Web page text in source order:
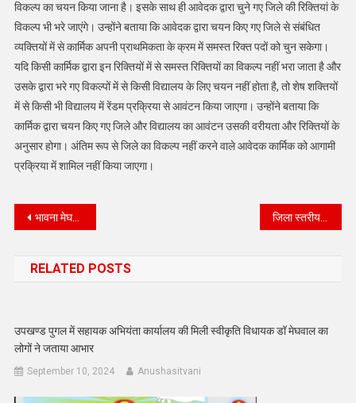
विकल्प का चयन किया जाना है। इसके साथ ही आवेदक द्वारा चुने गए जिले की रिक्तियां के
विकल्प भी भरे जाएंगे। उन्होंने बताया कि आवेदक द्वारा चयन किए गए जिले से संबंधित
व्यक्तियों में से कार्मिक अपनी प्राथमिकता के क्रम में समस्त रिक्त पदों को चुन सकेगा।
यदि किसी कार्मिक द्वारा इन रिक्तियों में से समस्त रिक्तियों का विकल्प नहीं भरा जाता है और
उसके द्वारा भरे गए विकल्पों में से किसी विद्यालय के लिए चयन नहीं होता है, तो शेष शक्तियों
में से किसी भी विद्यालय में रेंडम प्रक्रिया से आवंटन किया जाएगा। उन्होंने बताया कि
कार्मिक द्वारा चयन किए गए जिले और विद्यालय का आवंटन उसकी वरीयता और रिक्तियों के
अनुसार होगा। अंतिम रूप से जिले का विकल्प नहीं करने वाले आवेदक कार्मिक को आगामी
प्रक्रिया में शामिल नहीं किया जाएगा।
Post
भावना मेघवाल मेमोरियल ट्रस्टः शिक्षा की अलख जगा रहा है :-केन्द्रीय मंत्री जिला स्तरीय बाल संरक्षण इकाई एवं बाल श्रमिक टास्क फोर्स की समीक्षा बैठक आयोजित
RELATED POSTS
उपखण्ड पुगल में सहायक अभियंता कार्यालय की मिली स्वीकृति विधायक डॉ मेघवाल का
लोगों ने जताया आभार
September 10, 2024 Anushasitvani